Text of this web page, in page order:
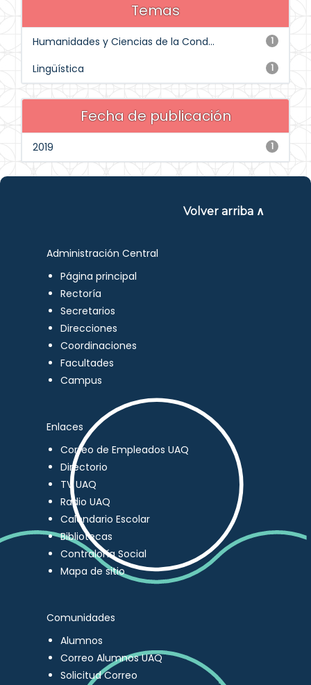
Temas
1
Humanidades y Ciencias de la Cond...
1
Lingüística
Fecha de publicación
1
2019
Volver arriba ∧
Administración Central
Página principal
Rectoría
Secretarios
Direcciones
Coordinaciones
Facultades
Campus
Enlaces
Correo de Empleados UAQ
Directorio
TV UAQ
Radio UAQ
Calendario Escolar
Bibliotecas
Contraloría Social
Mapa de sitio
Comunidades
Alumnos
Correo Alumnos UAQ
Solicitud Correo